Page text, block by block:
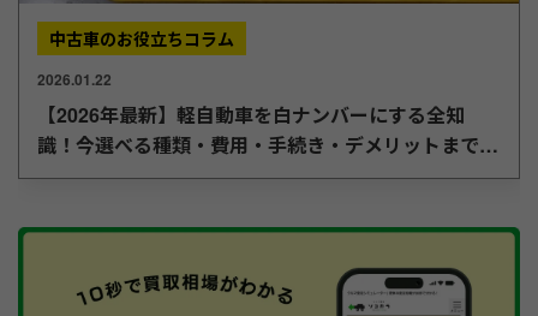
中古車のお役立ちコラム
2026.01.22
【2026年最新】軽自動車を白ナンバーにする全知
識！今選べる種類・費用・手続き・デメリットまで徹
底解説